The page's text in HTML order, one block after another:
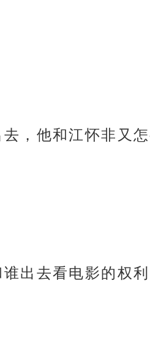
，他和江怀非又怎
出去看电影的权利